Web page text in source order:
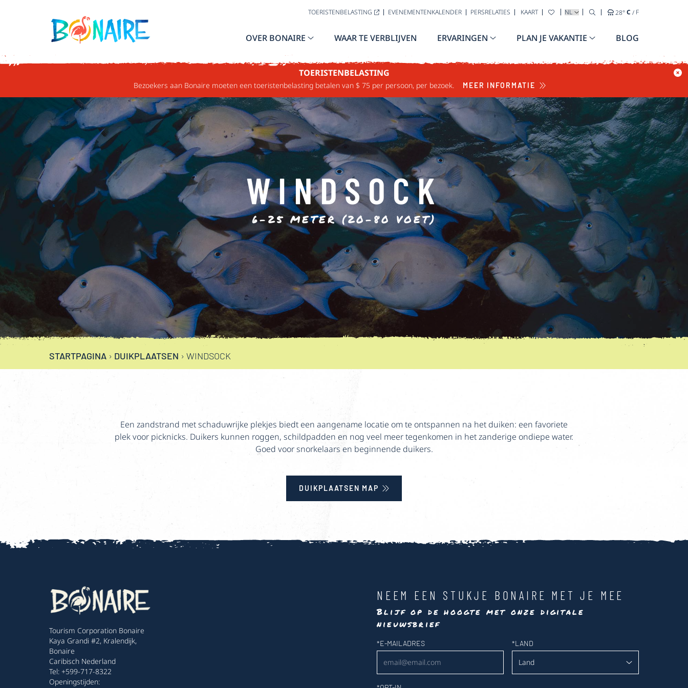
TOERISTENBELASTING EVENEMENTENKALENDER PERSRELATIES KAART TAAL SELECTEREN 28°C / F
OVER BONAIRE WAAR TE VERBLIJVEN ERVARINGEN PLAN JE VAKANTIE BLOG
TOERISTENBELASTING
Bezoekers aan Bonaire moeten een toeristenbelasting betalen van $ 75 per persoon, per bezoek. MEER INFORMATIE
WINDSOCK
6-25 METER (20-80 VOET)
STARTPAGINA › DUIKPLAATSEN › WINDSOCK
Een zandstrand met schaduwrijke plekjes biedt een aangename locatie om te ontspannen na het duiken: een favoriete
plek voor picknicks. Duikers kunnen roggen, schildpadden en nog veel meer tegenkomen in het zanderige ondiepe water.
Goed voor snorkelaars en beginnende duikers.
DUIKPLAATSEN MAP
Tourism Corporation Bonaire
Kaya Grandi #2, Kralendijk,
Bonaire
Caribisch Nederland
Tel: +599-717-8322
Openingstijden:
NEEM EEN STUKJE BONAIRE MET JE MEE
Blijf op de hoogte met onze digitale
nieuwsbrief
Nieuwsbrief
*E-MAILADRES *LAND